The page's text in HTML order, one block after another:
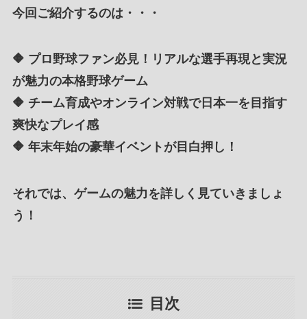
今回ご紹介するのは・・・
🔶 プロ野球ファン必見！リアルな選手再現と実況
が魅力の本格野球ゲーム
🔶 チーム育成やオンライン対戦で日本一を目指す
爽快なプレイ感
🔶 年末年始の豪華イベントが目白押し！
それでは、ゲームの魅力を詳しく見ていきましょ
う！
目次